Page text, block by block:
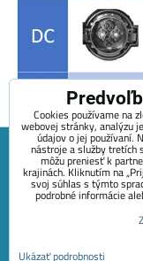
Mapa stránok
Doprava a vrátenie tovaru
Cookies používame na
webovej stránky, analýzu
údajov o jej používaní.
nástroje a služby tretích
môžu preniesť k
krajinách. Kliknutím na
svoj súhlas s týmto
podrobné informácie
Ukázať podrobnosti